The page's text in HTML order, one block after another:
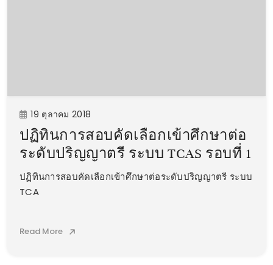
19 ตุลาคม 2018
ปฏิทินการสอบคัดเลือกเข้าศึกษาต่อ
ระดับปริญญาตรี ระบบ TCAS รอบที่ 1
ปฏิทินการสอบคัดเลือกเข้าศึกษาต่อระดับปริญญาตรี ระบบ
TCA
Read More